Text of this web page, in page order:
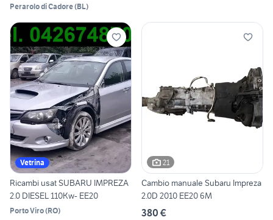
Perarolo di Cadore(BL)
Vetrina
Ricambi usat SUBARU IMPREZA
2.0 DIESEL 110Kw- EE20
Porto Viro(RO)
21
Cambio manuale Subaru Impreza
2.0D 2010 EE20 6M
380 €